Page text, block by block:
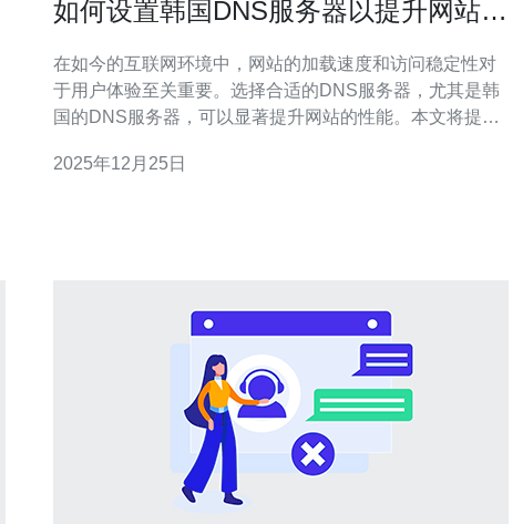
如何设置韩国DNS服务器以提升网站性
在如今的互联网环境中，网站的加载速度和访问稳定性对
于用户体验至关重要。选择合适的DNS服务器，尤其是韩
国的DNS服务器，可以显著提升网站的性能。本文将提供
理解DNS的基本概念 在开始设置之前，我们需要了解
2025年12月25日